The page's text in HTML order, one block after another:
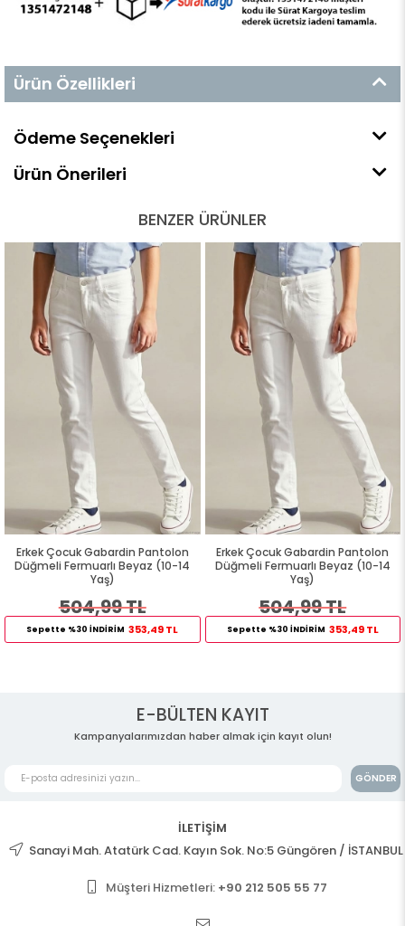
Ürün Özellikleri
Ödeme Seçenekleri
Ürün Önerileri
BENZER ÜRÜNLER
Erkek Çocuk Gabardin Pantolon
Düğmeli Fermuarlı Beyaz (10-14
Yaş)
504,99 TL
Sepette %30 İNDİRİM 353,49 TL
Erkek Çocuk Gabardin Pantolon
Düğmeli Fermuarlı Beyaz (10-14
Yaş)
504,99 TL
Sepette %30 İNDİRİM 353,49 TL
E-BÜLTEN KAYIT
Kampanyalarımızdan haber almak için kayıt olun!
GÖNDER
İLETİŞİM
Sanayi Mah. Atatürk Cad. Kayın Sok. No:5 Güngören / İSTANBUL
Müşteri Hizmetleri: +90 212 505 55 77